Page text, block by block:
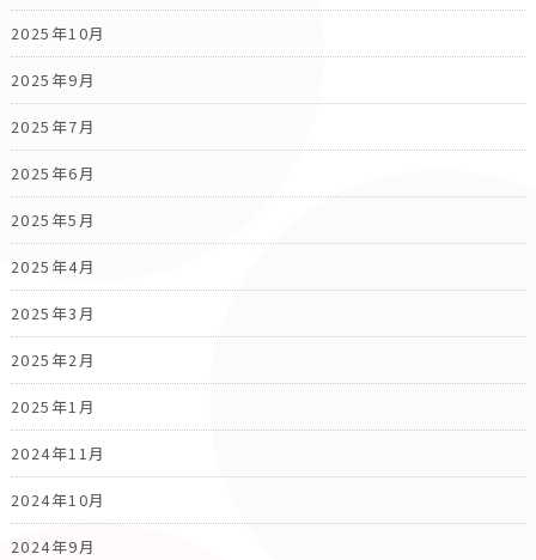
2025年10月
2025年9月
2025年7月
2025年6月
2025年5月
2025年4月
2025年3月
2025年2月
2025年1月
2024年11月
2024年10月
2024年9月